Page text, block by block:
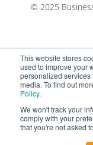
This website stores
used to improve your
personalized services
media. To find out
Policy.
We won't track your
comply with your
that you're not asked
© 2025